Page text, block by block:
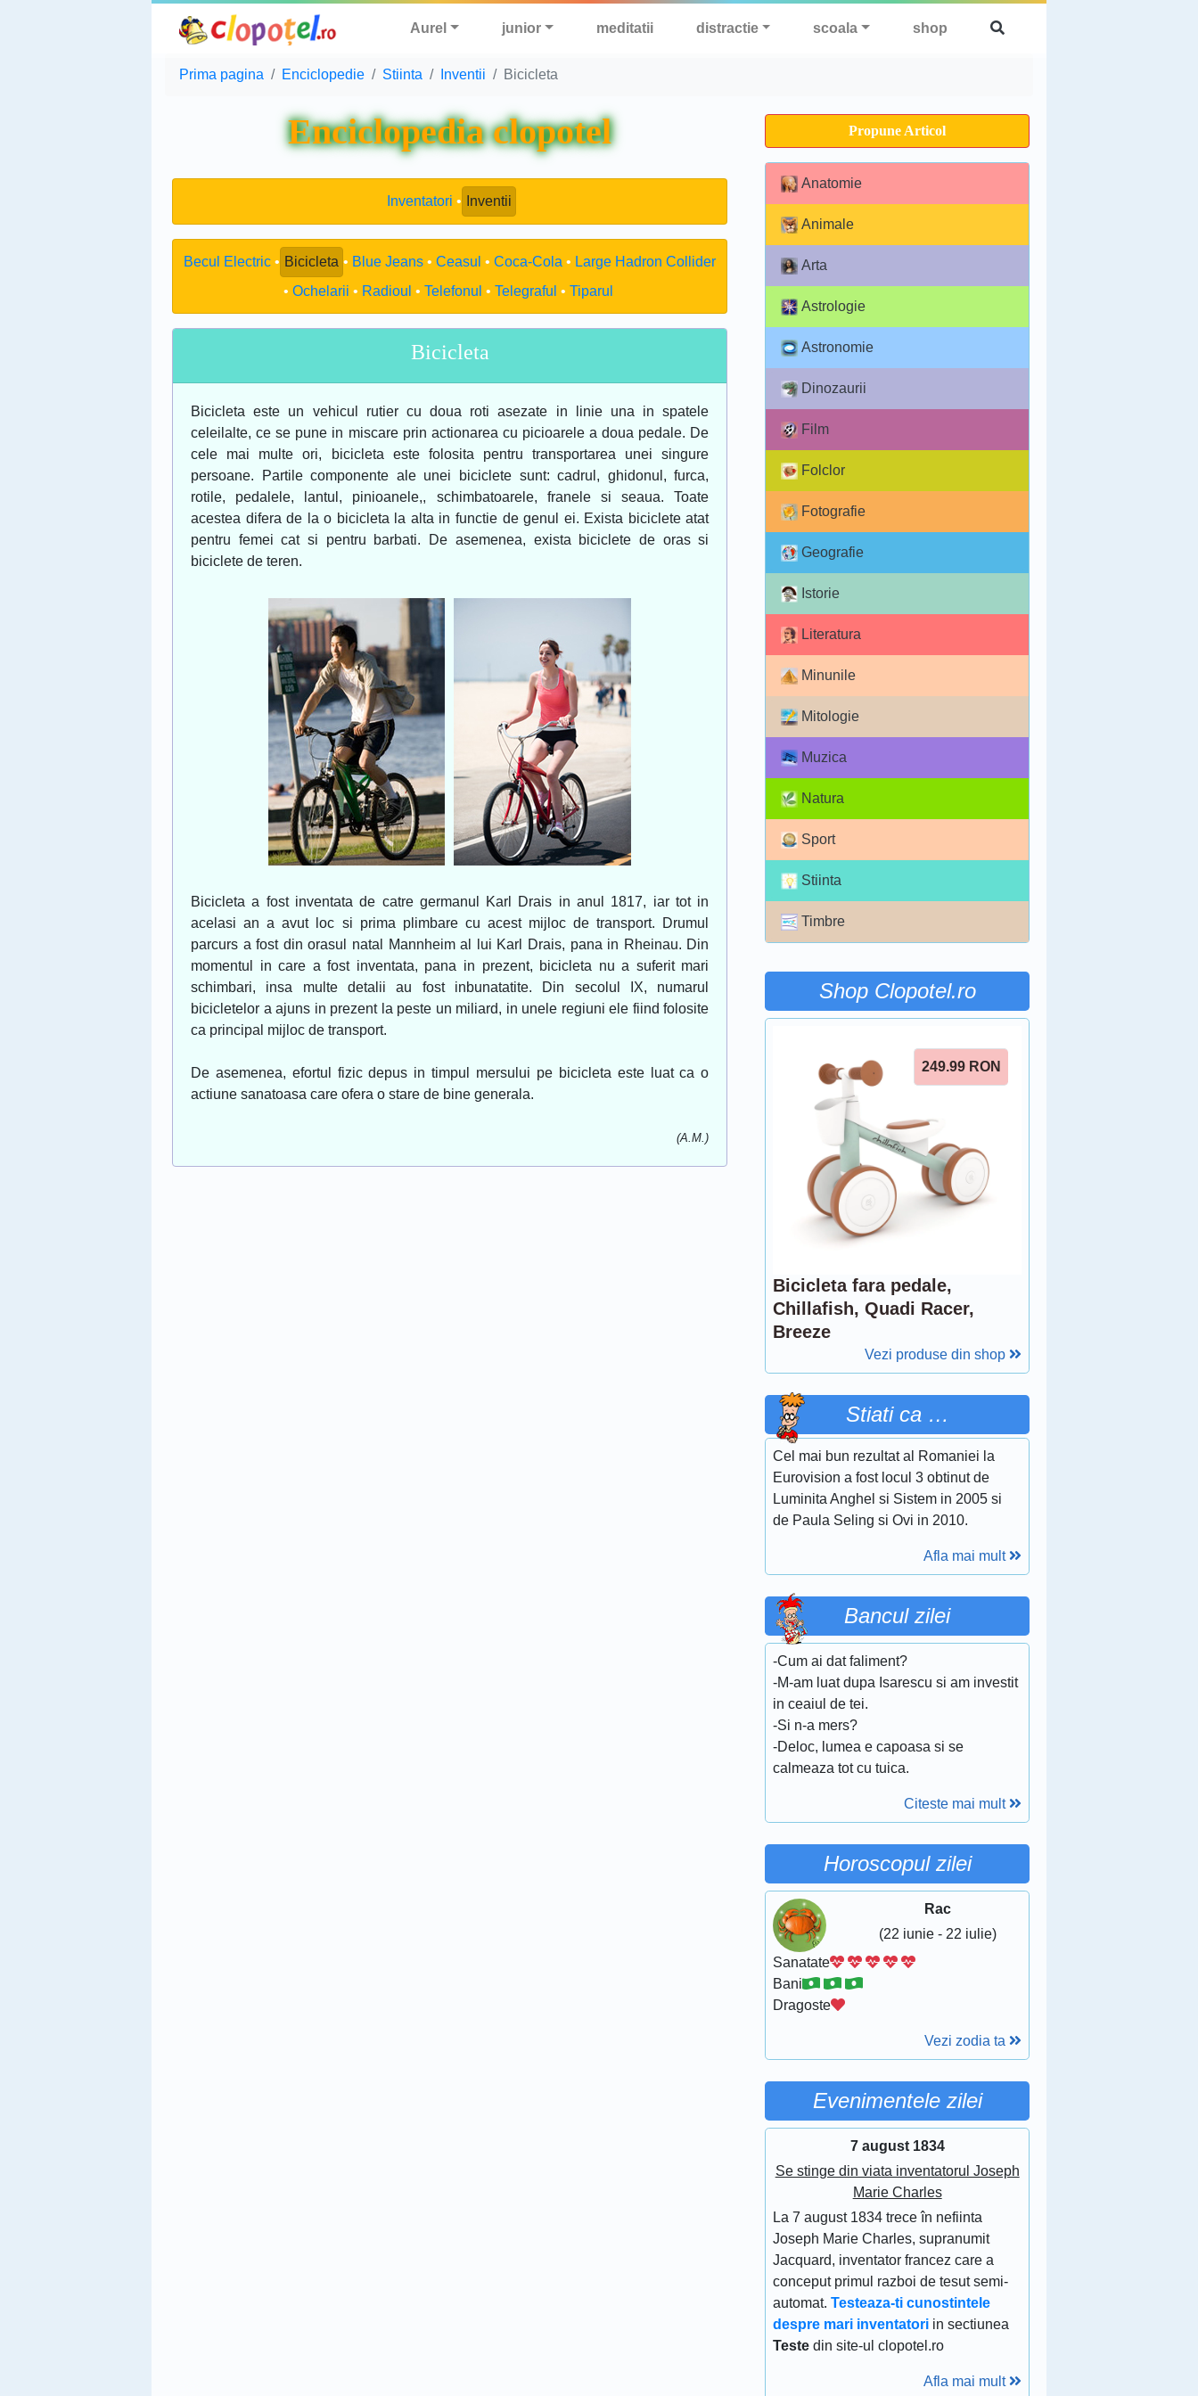
Aurel junior meditatii distractie scoala shop
Prima pagina Enciclopedie Stiinta Inventii Bicicleta
Enciclopedia clopotel
Inventatori Inventii
Becul Electric Bicicleta Blue Jeans Ceasul Coca-Cola
Large Hadron Collider
Ochelarii
Radioul Telefonul Telegraful Tiparul
Bicicleta
Bicicleta este un vehicul rutier cu doua roti asezate in linie una in spatele
celeilalte, ce se pune in miscare prin actionarea cu picioarele a doua pedale. De
cele mai multe ori, bicicleta este folosita pentru transportarea unei singure
persoane. Partile componente ale unei biciclete sunt: cadrul, ghidonul, furca,
rotile, pedalele, lantul, pinioanele,, schimbatoarele, franele si seaua. Toate
acestea difera de la o bicicleta la alta in functie de genul ei. Exista biciclete atat
pentru femei cat si pentru barbati. De asemenea, exista biciclete de oras si
biciclete de teren.
Bicicleta a fost inventata de catre germanul Karl Drais in anul 1817, iar tot in
acelasi an a avut loc si prima plimbare cu acest mijloc de transport. Drumul
parcurs a fost din orasul natal Mannheim al lui Karl Drais, pana in Rheinau. Din
momentul in care a fost inventata, pana in prezent, bicicleta nu a suferit mari
schimbari, insa multe detalii au fost inbunatatite. Din secolul IX, numarul
bicicletelor a ajuns in prezent la peste un miliard, in unele regiuni ele fiind folosite
ca principal mijloc de transport.
De asemenea, efortul fizic depus in timpul mersului pe bicicleta este luat ca o
actiune sanatoasa care ofera o stare de bine generala.
(A.M.)
Propune Articol
Anatomie
Animale
Arta
Astrologie
Astronomie
Dinozaurii
Film
Folclor
Fotografie
Geografie
Istorie
Literatura
Minunile
Mitologie
Muzica
Natura
Sport
Stiinta
Timbre
Shop Clopotel.ro
249.99 RON
Bicicleta fara pedale,
Chillafish, Quadi Racer,
Breeze
Vezi produse din shop
Stiati ca …
Cel mai bun rezultat al Romaniei la
Eurovision a fost locul 3 obtinut de
Luminita Anghel si Sistem in 2005 si
de Paula Seling si Ovi in 2010.
Afla mai mult
Bancul zilei
-Cum ai dat faliment?
-M-am luat dupa Isarescu si am investit
in ceaiul de tei.
-Si n-a mers?
-Deloc, lumea e capoasa si se
calmeaza tot cu tuica.
Citeste mai mult
Horoscopul zilei
Rac
(22 iunie - 22 iulie)
Sanatate
Bani
Dragoste
Vezi zodia ta
Evenimentele zilei
7 august 1834
Se stinge din viata inventatorul Joseph
Marie Charles
La 7 august 1834 trece în nefiinta
Joseph Marie Charles, supranumit
Jacquard, inventator francez care a
conceput primul razboi de tesut semi-
automat.Testeaza-ti cunostintele
despre mari inventatori in sectiunea
Teste din site-ul clopotel.ro
Afla mai mult